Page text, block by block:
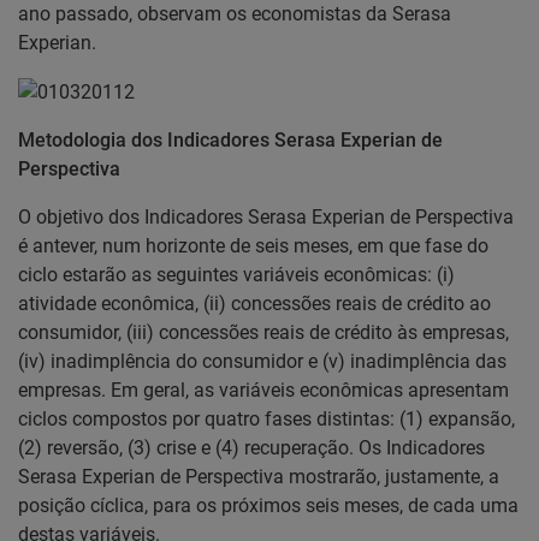
ano passado, observam os economistas da Serasa
Experian.
Metodologia dos Indicadores Serasa Experian de
Perspectiva
O objetivo dos Indicadores Serasa Experian de Perspectiva
é antever, num horizonte de seis meses, em que fase do
ciclo estarão as seguintes variáveis econômicas: (i)
atividade econômica, (ii) concessões reais de crédito ao
consumidor, (iii) concessões reais de crédito às empresas,
(iv) inadimplência do consumidor e (v) inadimplência das
empresas. Em geral, as variáveis econômicas apresentam
ciclos compostos por quatro fases distintas: (1) expansão,
(2) reversão, (3) crise e (4) recuperação. Os Indicadores
Serasa Experian de Perspectiva mostrarão, justamente, a
posição cíclica, para os próximos seis meses, de cada uma
destas variáveis.